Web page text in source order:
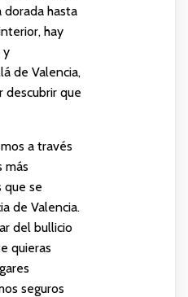
dorada hasta
hay
y
de Valencia,
descubrir que
a través
más
que se
de Valencia.
del bullicio
quieras
seguros